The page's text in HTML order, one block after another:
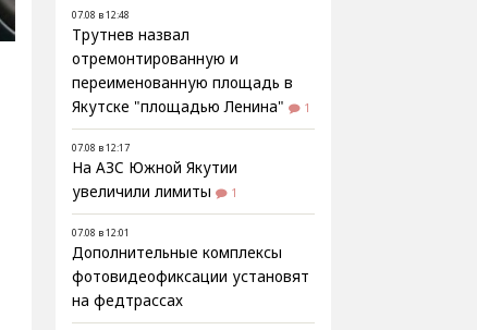
07.08 в 12:48
Трутнев назвал
отремонтированную и
переименованную площадь в
Якутске "площадью Ленина"
1
07.08 в 12:17
На АЗС Южной Якутии
увеличили лимиты
1
07.08 в 12:01
Дополнительные комплексы
фотовидеофиксации установят
на федтрассах